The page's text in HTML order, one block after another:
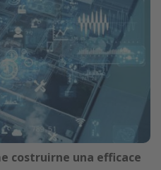
costruirne una efficace